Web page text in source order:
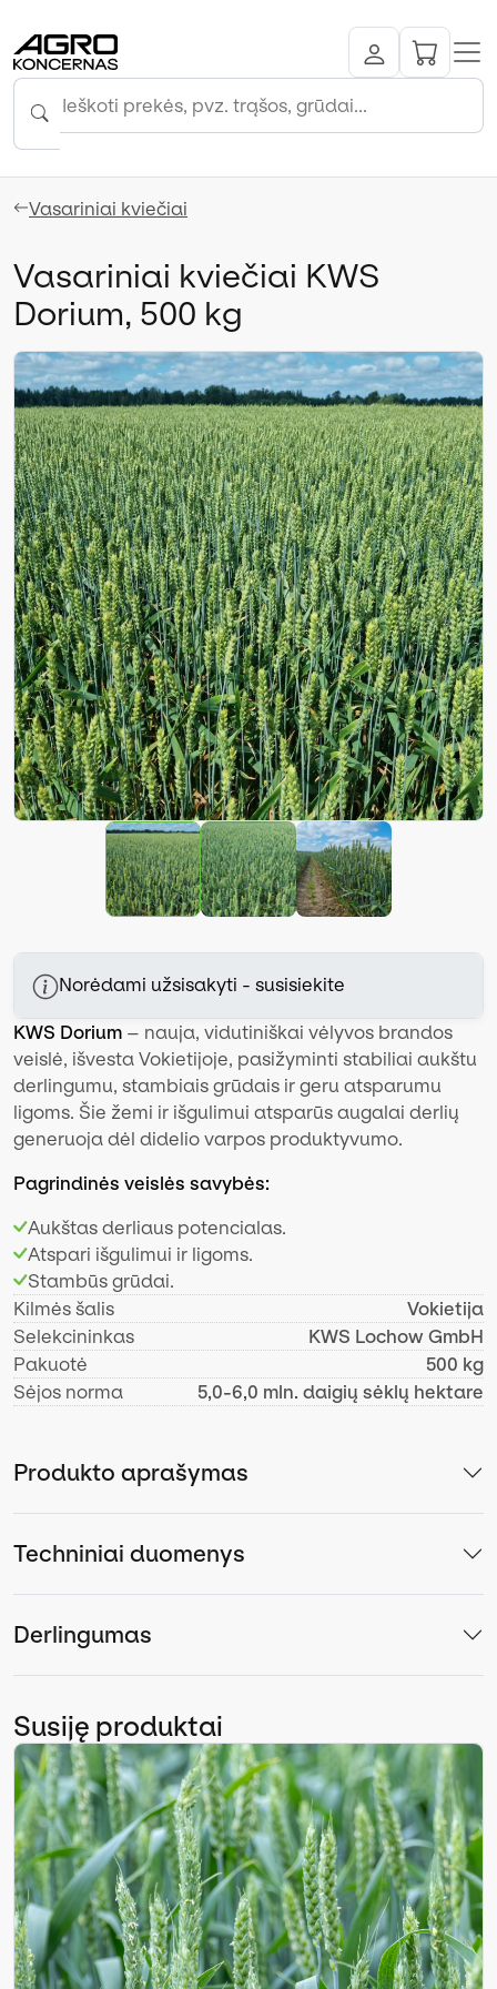
Vasariniai kviečiai
Vasariniai kviečiai KWS
Dorium, 500 kg
Norėdami užsisakyti - susisiekite
KWS Dorium – nauja, vidutiniškai vėlyvos brandos
veislė, išvesta Vokietijoje, pasižyminti stabiliai aukštu
derlingumu, stambiais grūdais ir geru atsparumu
ligoms. Šie žemi ir išgulimui atsparūs augalai derlių
generuoja dėl didelio varpos produktyvumo.
Pagrindinės veislės savybės:
Aukštas derliaus potencialas.
Atspari išgulimui ir ligoms.
Stambūs grūdai.
Kilmės šalis
Vokietija
Selekcininkas
KWS Lochow GmbH
Pakuotė
500 kg
Sėjos norma
5,0-6,0 mln. daigių sėklų hektare
Produkto aprašymas
Techniniai duomenys
Derlingumas
Susiję produktai